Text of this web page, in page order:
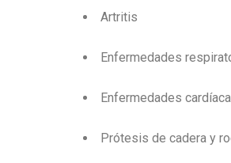
Artritis
Enfermedades
Enfermedades
Prótesis de cadera y